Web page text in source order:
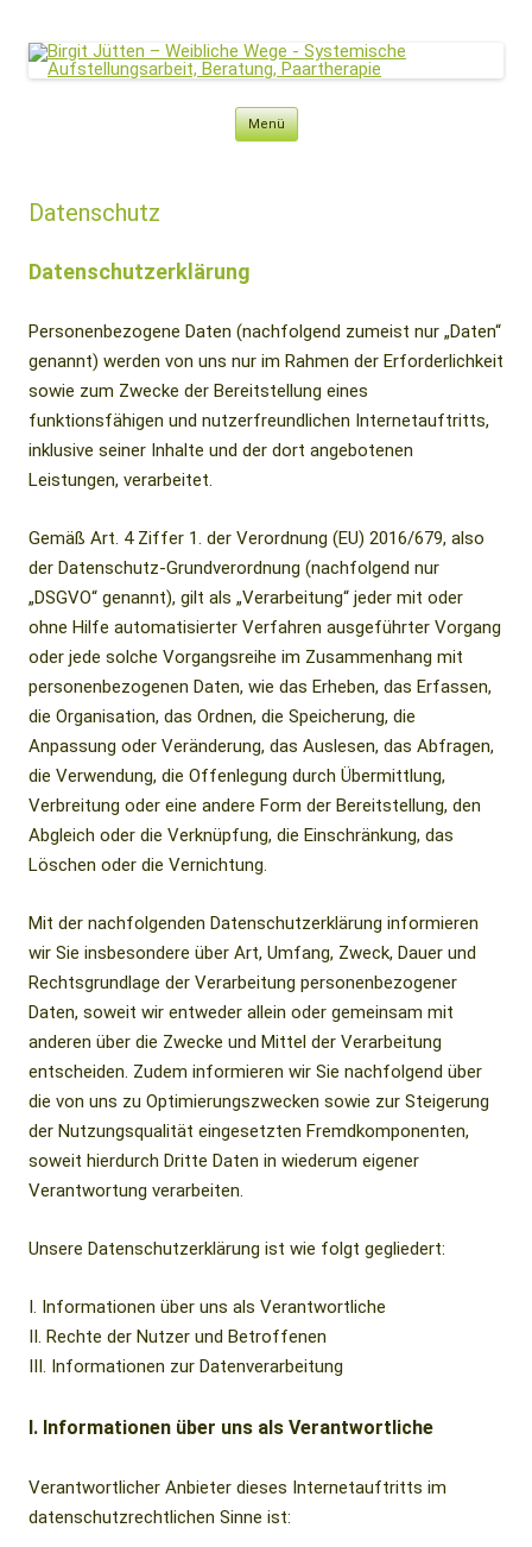
Birgit Jütten – Weibliche Wege
Systemische Aufstellungsarbeit, Beratung, Paartherapie
Menü
Zum
Datenschutz
Datenschutzerklärung
Personenbezogene Daten (nachfolgend zumeist nur „Daten“
genannt) werden von uns nur im Rahmen der Erforderlichkeit
sowie zum Zwecke der Bereitstellung eines
funktionsfähigen und nutzerfreundlichen Internetauftritts,
inklusive seiner Inhalte und der dort angebotenen
Leistungen, verarbeitet.
Gemäß Art. 4 Ziffer 1. der Verordnung (EU) 2016/679, also
der Datenschutz-Grundverordnung (nachfolgend nur
„DSGVO“ genannt), gilt als „Verarbeitung“ jeder mit oder
ohne Hilfe automatisierter Verfahren ausgeführter Vorgang
oder jede solche Vorgangsreihe im Zusammenhang mit
personenbezogenen Daten, wie das Erheben, das Erfassen,
die Organisation, das Ordnen, die Speicherung, die
Anpassung oder Veränderung, das Auslesen, das Abfragen,
die Verwendung, die Offenlegung durch Übermittlung,
Verbreitung oder eine andere Form der Bereitstellung, den
Abgleich oder die Verknüpfung, die Einschränkung, das
Löschen oder die Vernichtung.
Mit der nachfolgenden Datenschutzerklärung informieren
wir Sie insbesondere über Art, Umfang, Zweck, Dauer und
Rechtsgrundlage der Verarbeitung personenbezogener
Daten, soweit wir entweder allein oder gemeinsam mit
anderen über die Zwecke und Mittel der Verarbeitung
entscheiden. Zudem informieren wir Sie nachfolgend über
die von uns zu Optimierungszwecken sowie zur Steigerung
der Nutzungsqualität eingesetzten Fremdkomponenten,
soweit hierdurch Dritte Daten in wiederum eigener
Verantwortung verarbeiten.
Unsere Datenschutzerklärung ist wie folgt gegliedert:
I. Informationen über uns als Verantwortliche
II. Rechte der Nutzer und Betroffenen
III. Informationen zur Datenverarbeitung
I. Informationen über uns als Verantwortliche
Verantwortlicher Anbieter dieses Internetauftritts im
datenschutzrechtlichen Sinne ist: